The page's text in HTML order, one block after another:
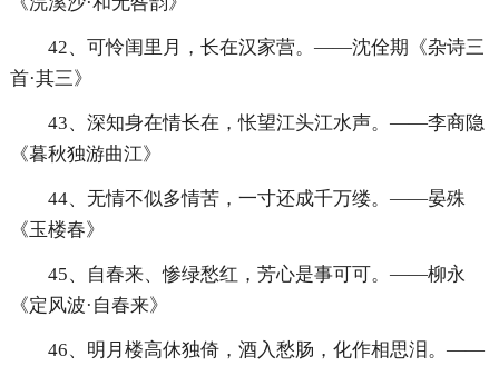
42、可怜闺里月，长在汉家营。——沈佺期《杂诗三
首·其三》
43、深知身在情长在，怅望江头江水声。——李商隐
《暮秋独游曲江》
44、无情不似多情苦，一寸还成千万缕。——晏殊
《玉楼春》
45、自春来、惨绿愁红，芳心是事可可。——柳永
《定风波·自春来》
46、明月楼高休独倚，酒入愁肠，化作相思泪。——